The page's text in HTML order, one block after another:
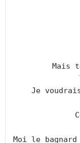
Moi le